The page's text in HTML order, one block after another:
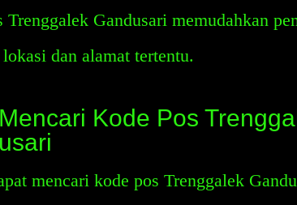
Trenggalek Gandusari memudahkan
dan alamat tertentu.
Kode Pos
mencari kode pos Trenggalek